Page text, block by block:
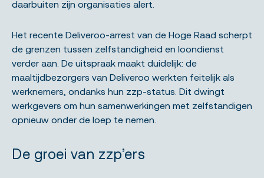
daarbuiten zijn organisaties alert.
Het recente Deliveroo-arrest van de Hoge Raad scherpt
de grenzen tussen zelfstandigheid en loondienst
verder aan. De uitspraak maakt duidelijk: de
maaltijdbezorgers van Deliveroo werkten feitelijk als
werknemers, ondanks hun zzp-status. Dit dwingt
werkgevers om hun samenwerkingen met zelfstandigen
opnieuw onder de loep te nemen.
De groei van zzp’ers